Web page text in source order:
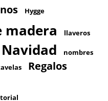
Hygge
madera llaveros
Navidad
nombres
Regalos